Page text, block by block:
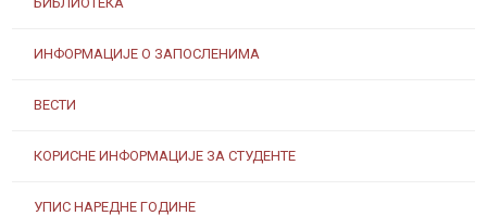
ИНФОРМАЦИЈЕ О ЗАПОСЛЕНИМА
ВЕСТИ
КОРИСНЕ ИНФОРМАЦИЈЕ ЗА СТУДЕНТЕ
УПИС НАРЕДНЕ ГОДИНЕ